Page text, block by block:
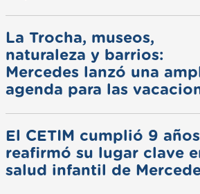
La Trocha, museos,
naturaleza y barrios:
Mercedes lanzó una
agenda para las
El CETIM cumplió 9
reafirmó su lugar clave
salud infantil de